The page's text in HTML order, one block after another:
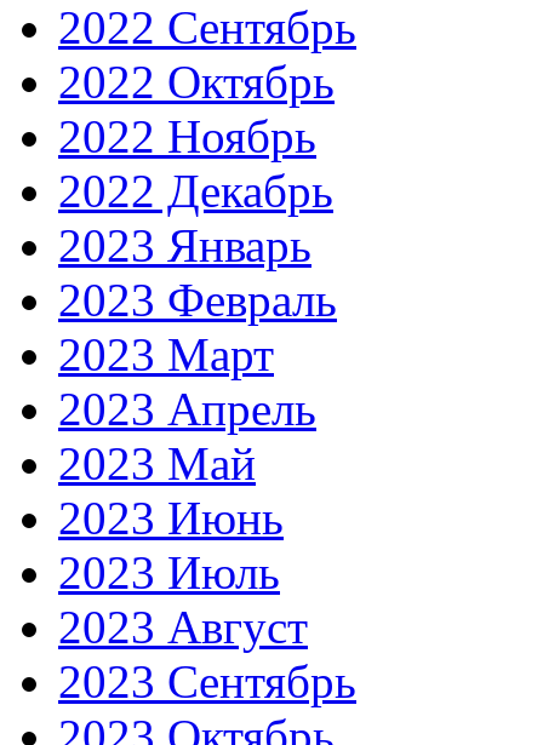
2022 Сентябрь
2022 Октябрь
2022 Ноябрь
2022 Декабрь
2023 Январь
2023 Февраль
2023 Март
2023 Апрель
2023 Май
2023 Июнь
2023 Июль
2023 Август
2023 Сентябрь